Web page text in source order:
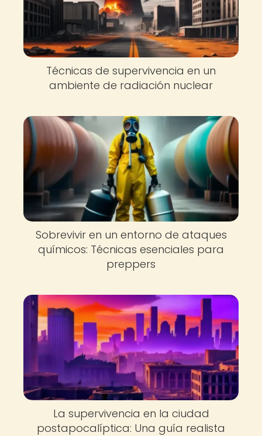
Técnicas de supervivencia en un
ambiente de radiación nuclear
Sobrevivir en un entorno de ataques
químicos: Técnicas esenciales para
preppers
La supervivencia en la ciudad
postapocalíptica: Una guía realista